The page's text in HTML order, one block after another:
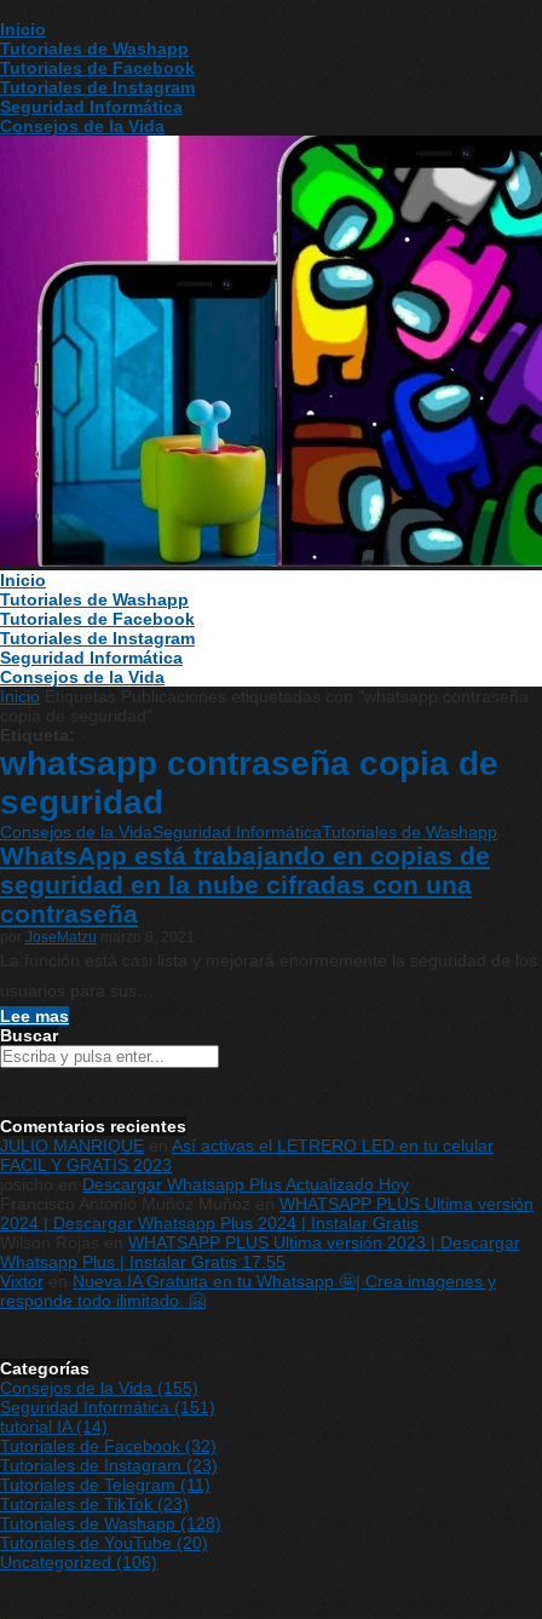
Inicio
Tutoriales de Washapp
Tutoriales de Facebook
Tutoriales de Instagram
Seguridad Informática
Consejos de la Vida
Inicio
Tutoriales de Washapp
Tutoriales de Facebook
Tutoriales de Instagram
Seguridad Informática
Consejos de la Vida
Inicio
whatsapp contraseña copia de
seguridad
Consejos de la VidaSeguridad InformáticaTutoriales de Washapp
WhatsApp está trabajando en copias de
seguridad en la nube cifradas con una
contraseña
JoseMatzu
Lee mas
Buscar
Comentarios recientes
JULIO MANRIQUE
Así activas el LETRERO LED en tu celular
FACIL Y GRATIS 2023
Descargar Whatsapp Plus Actualizado Hoy
WHATSAPP PLUS Ultima versión
2024 | Descargar Whatsapp Plus 2024 | Instalar Gratis
WHATSAPP PLUS Ultima versión 2023 | Descargar
Whatsapp Plus | Instalar Gratis 17.55
Vixtor
Nueva IA Gratuita en tu Whatsapp 🤩| Crea imagenes y
responde todo ilimitado. 🤗
Categorías
Consejos de la Vida (155)
Seguridad Informática (151)
tutorial IA (14)
Tutoriales de Facebook (32)
Tutoriales de Instagram (23)
Tutoriales de Telegram (11)
Tutoriales de TikTok (23)
Tutoriales de Washapp (128)
Tutoriales de YouTube (20)
Uncategorized (106)